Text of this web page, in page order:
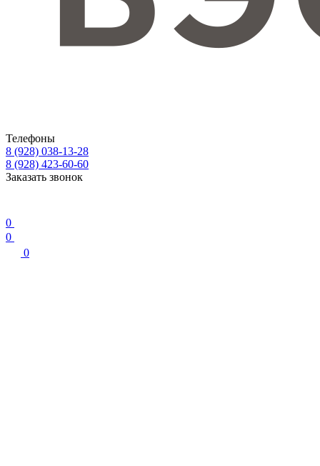
Телефоны
8 (928) 038-13-28
8 (928) 423-60-60
Заказать звонок
0
0
0